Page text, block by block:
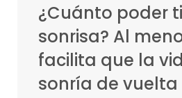
¿Cuánto poder
sonrisa? Al
facilita que la
sonría de vuelta